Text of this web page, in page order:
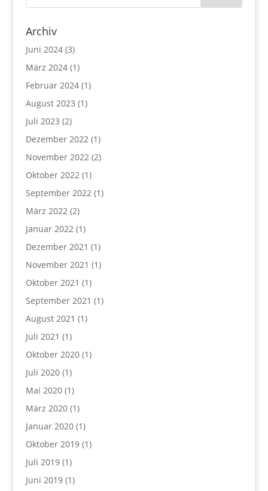
Archiv
Juni 2024(3)
März 2024(1)
Februar 2024(1)
August 2023 (1)
Juli 2023 (2)
Dezember 2022(1)
November 2022(2)
Oktober 2022(1)
September 2022(1)
März 2022(2)
Januar 2022(1)
Dezember 2021 (1)
November 2021 (1)
Oktober 2021 (1)
September 2021 (1)
August 2021 (1)
Juli 2021 (1)
Oktober 2020(1)
Juli 2020(1)
Mai 2020(1)
März 2020(1)
Januar 2020(1)
Oktober 2019(1)
Juli 2019(1)
Juni 2019(1)